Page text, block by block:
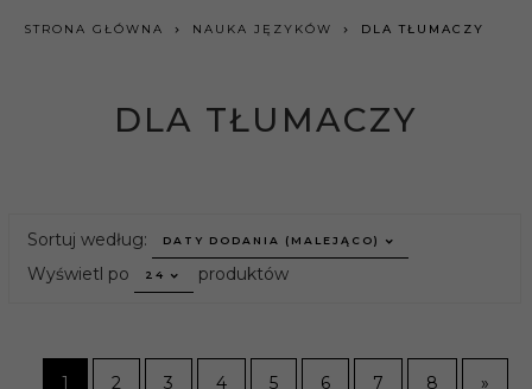
STRONA GŁÓWNA NAUKA JĘZYKÓW DLA TŁUMACZY
DLA TŁUMACZY
Sortuj według: sort
DATY DODANIA (MALEJĄCO)
Wyświetl po pop
24 produktów
1 2 3 4 5 6 7 8 »